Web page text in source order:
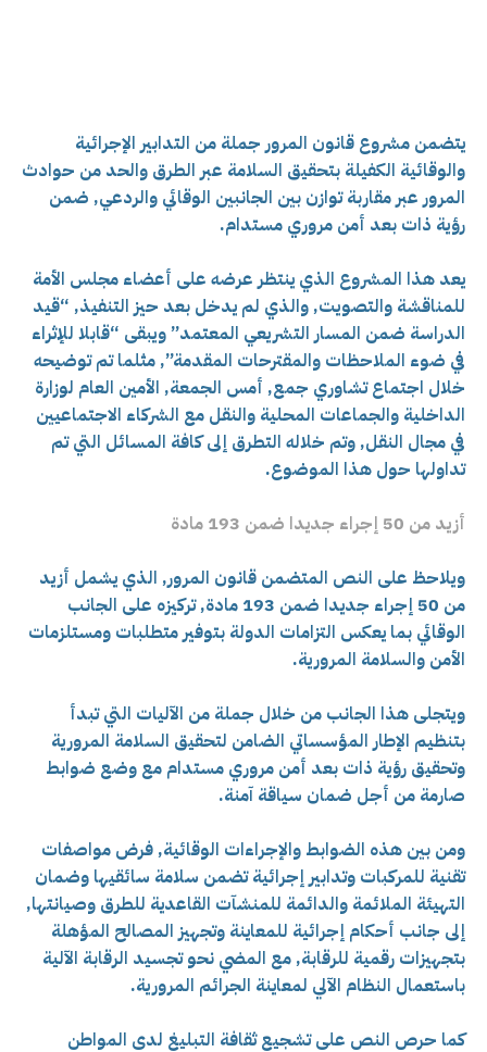
يتضمن مشروع قانون المرور جملة من التدابير الإجرائية
والوقائية الكفيلة بتحقيق السلامة عبر الطرق والحد من حوادث
المرور عبر مقاربة توازن بين الجانبين الوقائي والردعي, ضمن
رؤية ذات بعد أمن مروري مستدام.
يعد هذا المشروع الذي ينتظر عرضه على أعضاء مجلس الأمة
للمناقشة والتصويت, والذي لم يدخل بعد حيز التنفيذ, “قيد
الدراسة ضمن المسار التشريعي المعتمد” ويبقى “قابلا للإثراء
في ضوء الملاحظات والمقترحات المقدمة”, مثلما تم توضيحه
خلال اجتماع تشاوري جمع, أمس الجمعة, الأمين العام لوزارة
الداخلية والجماعات المحلية والنقل مع الشركاء الاجتماعيين
في مجال النقل, وتم خلاله التطرق إلى كافة المسائل التي تم
تداولها حول هذا الموضوع.
أزيد من 50 إجراء جديدا ضمن 193 مادة
ويلاحظ على النص المتضمن قانون المرور, الذي يشمل أزيد
من 50 إجراء جديدا ضمن 193 مادة, تركيزه على الجانب
الوقائي بما يعكس التزامات الدولة بتوفير متطلبات ومستلزمات
الأمن والسلامة المرورية.
ويتجلى هذا الجانب من خلال جملة من الآليات التي تبدأ
بتنظيم الإطار المؤسساتي الضامن لتحقيق السلامة المرورية
وتحقيق رؤية ذات بعد أمن مروري مستدام مع وضع ضوابط
صارمة من أجل ضمان سياقة آمنة.
ومن بين هذه الضوابط والإجراءات الوقائية, فرض مواصفات
تقنية للمركبات وتدابير إجرائية تضمن سلامة سائقيها وضمان
التهيئة الملائمة والدائمة للمنشآت القاعدية للطرق وصيانتها,
إلى جانب أحكام إجرائية للمعاينة وتجهيز المصالح المؤهلة
بتجهيزات رقمية للرقابة, مع المضي نحو تجسيد الرقابة الآلية
باستعمال النظام الآلي لمعاينة الجرائم المرورية.
كما حرص النص على تشجيع ثقافة التبليغ لدى المواطن